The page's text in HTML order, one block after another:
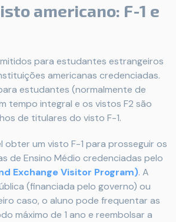
americano: F-1 e
para estudantes estrangeiros
americanas credenciadas.
estudantes (normalmente de
tempo integral e os vistos F2 são
de titulares do visto F-1.
obter um visto F-1 para prosseguir os
de Ensino Médio credenciadas pelo
Exchange Visitor Program). A
(financiada pelo governo) ou
caso, o aluno pode frequentar as
máximo de 1 ano e reembolsar a